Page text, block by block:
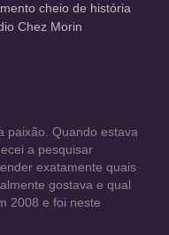
cheio de história
Chez Morin
paixão. Quando estava
a pesquisar
exatamente quais
gostava e qual
2008 e foi neste